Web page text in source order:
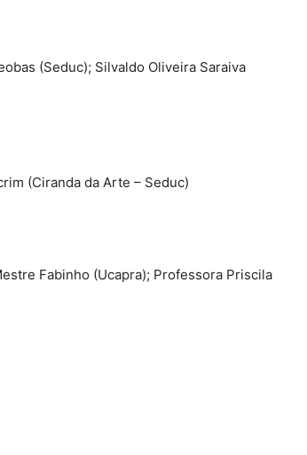
(Seduc); Silvaldo Oliveira Saraiva
(Ciranda da Arte – Seduc)
Fabinho (Ucapra); Professora Priscila